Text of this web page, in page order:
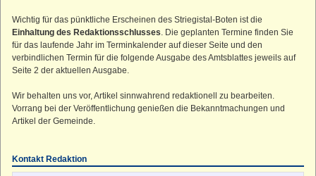
Wichtig für das pünktliche Erscheinen des Striegistal-Boten ist die
Einhaltung des Redaktionsschlusses. Die geplanten Termine finden Sie
für das laufende Jahr im Terminkalender auf dieser Seite und den
verbindlichen Termin für die folgende Ausgabe des Amtsblattes jeweils auf
Seite 2 der aktuellen Ausgabe.
Wir behalten uns vor, Artikel sinnwahrend redaktionell zu bearbeiten.
Vorrang bei der Veröffentlichung genießen die Bekanntmachungen und
Artikel der Gemeinde.
Kontakt Redaktion